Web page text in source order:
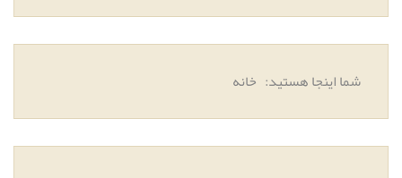
شما اینجا هستید: خانه